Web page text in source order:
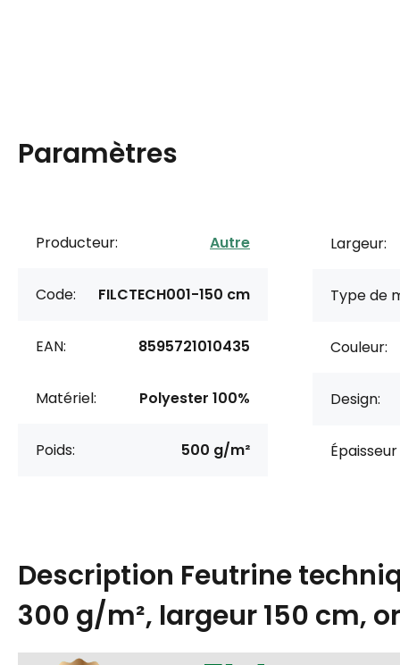
Paramètres
Producteur: Autre
Code: FILCTECH001-150 cm
EAN: 8595721010435
Matériel: Polyester 100%
Poids: 500 g/m²
Largeur:
Type de
Couleur:
Design:
Épaisseur
Description Feutrine
300 g/m², largeur 150 cm,